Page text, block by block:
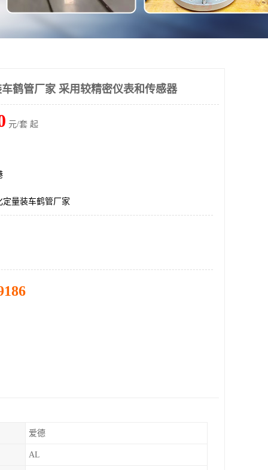
鹤管厂家 采用较精密仪表和传感器
元/套 起
定量装车鹤管厂家
爱德
AL